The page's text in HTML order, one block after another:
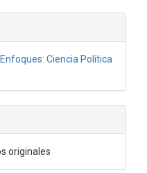
Ciencia Política
originales